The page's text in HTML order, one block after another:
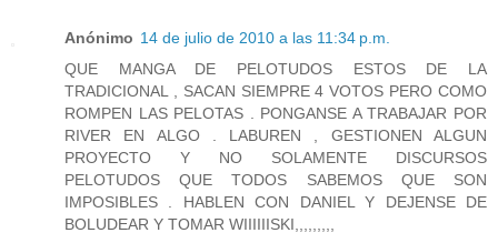
Anónimo 14 de julio de 2010 a las 11:34 p.m.
QUE MANGA DE PELOTUDOS ESTOS DE LA
TRADICIONAL , SACAN SIEMPRE 4 VOTOS PERO COMO
ROMPEN LAS PELOTAS . PONGANSE A TRABAJAR POR
RIVER EN ALGO . LABUREN , GESTIONEN ALGUN
PROYECTO Y NO SOLAMENTE DISCURSOS
PELOTUDOS QUE TODOS SABEMOS QUE SON
IMPOSIBLES . HABLEN CON DANIEL Y DEJENSE DE
BOLUDEAR Y TOMAR WIIIIIISKI,,,,,,,,,